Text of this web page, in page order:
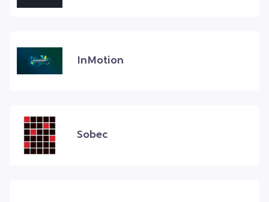
InMotion
Sobec